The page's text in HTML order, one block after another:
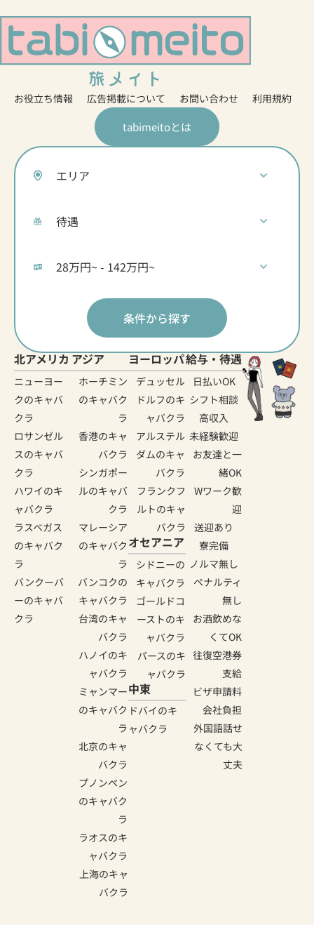
お役立ち情報 広告掲載について お問い合わせ 利用規約
tabimeitoとは
条件から探す
北アメリカ
ニューヨー
クのキャバ
クラ
ロサンゼル
スのキャバ
クラ
ハワイのキ
ャバクラ
ラスベガス
のキャバク
ラ
バンクーバ
ーのキャバ
クラ
アジア
ホーチミン
のキャバク
ラ
香港のキャ
バクラ
シンガポー
ルのキャバ
クラ
マレーシア
のキャバク
ラ
バンコクの
キャバクラ
台湾のキャ
バクラ
ハノイのキ
ャバクラ
ミャンマー
のキャバク
ラ
北京のキャ
バクラ
プノンペン
のキャバク
ラ
ラオスのキ
ャバクラ
上海のキャ
バクラ
ヨーロッパ
デュッセル
ドルフのキ
ャバクラ
アルステル
ダムのキャ
バクラ
フランクフ
ルトのキャ
バクラ
オセアニア
シドニーの
キャバクラ
ゴールドコ
ーストのキ
ャバクラ
パースのキ
ャバクラ
中東
ドバイのキ
ャバクラ
給与・待遇
日払いOK
シフト相談
高収入
未経験歓迎
お友達と一
緒OK
Wワーク歓
迎
送迎あり
寮完備
ノルマ無し
ペナルティ
無し
お酒飲めな
くてOK
往復空港券
支給
ビザ申請料
会社負担
外国語話せ
なくても大
丈夫